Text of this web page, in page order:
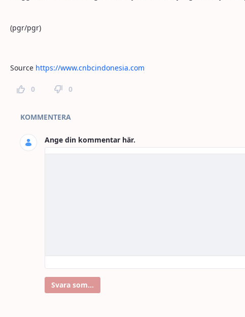
(pgr/pgr)
Source https://www.cnbcindonesia.com
0 0
Kommentarer
KOMMENTERA
Ange din kommentar här.
Svara som...